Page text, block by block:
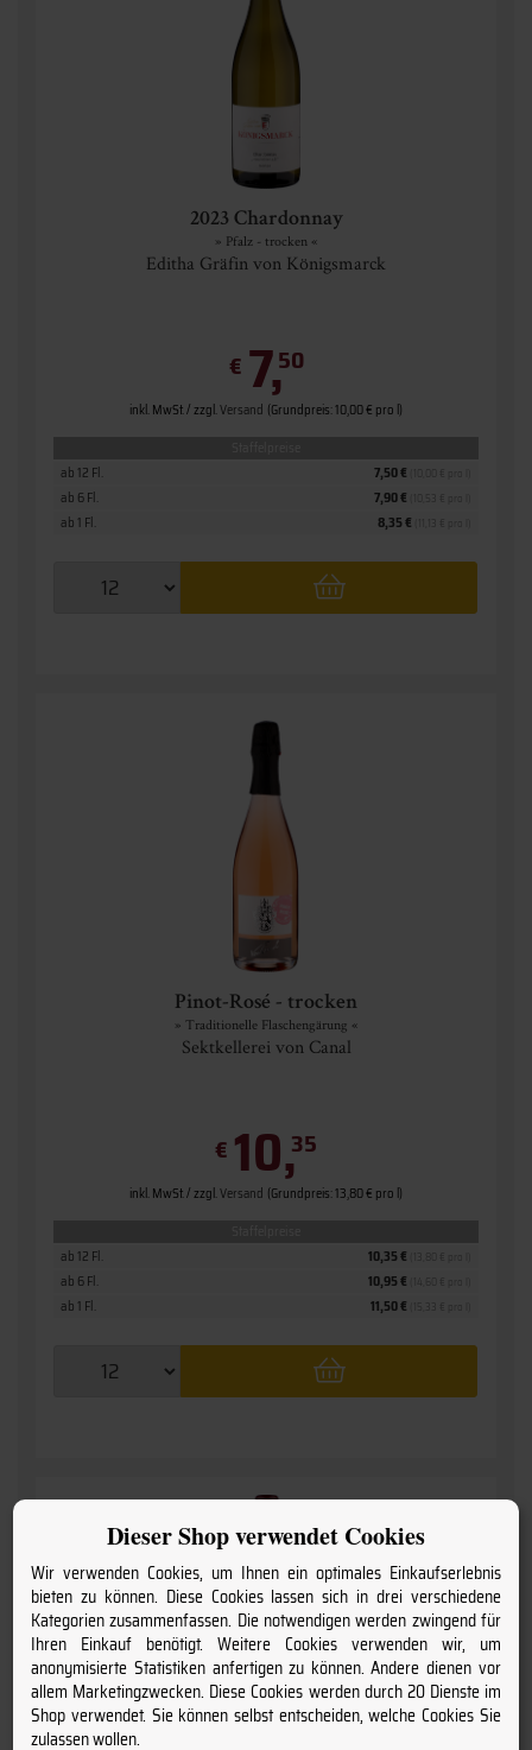
2023 Chardonnay
» Pfalz - trocken «
Editha Gräfin von Königsmarck
€ 7,50
inkl. MwSt. / zzgl.Versand (Grundpreis: 10,00 € pro l)
ab 1 Fl. 8,35 €
ab 6 Fl. 7,90 €
ab 12 Fl. 7,50 €
Pinot-Rosé - trocken
» Traditionelle Flaschengärung «
Sektkellerei von Canal
€ 10,35
inkl. MwSt. / zzgl.Versand (Grundpreis: 13,80 € pro l)
ab 1 Fl. 11,50 €
ab 6 Fl. 10,95 €
ab 12 Fl. 10,35 €
Dieser Shop verwendet Cookies
Wir verwenden Cookies, um Ihnen ein optimales Einkaufserlebnis
bieten zu können. Diese Cookies lassen sich in drei verschiedene
Kategorien zusammenfassen. Die notwendigen werden zwingend für
Ihren Einkauf benötigt. Weitere Cookies verwenden wir, um
anonymisierte Statistiken anfertigen zu können. Andere dienen vor
allem Marketingzwecken. Diese Cookies werden durch 20 Dienste im
Shop verwendet. Sie können selbst entscheiden, welche Cookies Sie
zulassen wollen.